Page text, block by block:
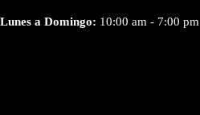
Lunes a Domingo: 10:00 am - 7:00 pm